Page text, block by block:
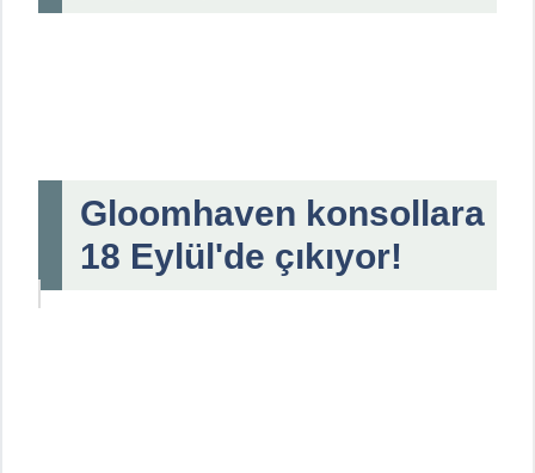
Gloomhaven konsollara
18 Eylül'de çıkıyor!